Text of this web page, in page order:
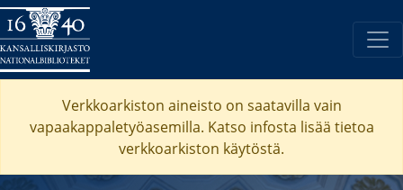
Verkkoarkiston aineisto on saatavilla vain
vapaakappaletyöasemilla. Katso infosta lisää tietoa
verkkoarkiston käytöstä.